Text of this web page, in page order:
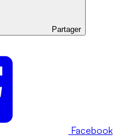
Partager
Facebook